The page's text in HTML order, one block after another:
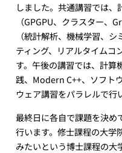
しました。共通講習では
（GPGPU、クラスター、
（統計解析、機械学習、
ティング、リアルタイムコ
す。午後の講習では、計
践、Modern C++、ソフト
ウェア講習をパラレルで行
最終日に各自で課題を決め
行います。修士課程の大学
みたいという博士課程の大